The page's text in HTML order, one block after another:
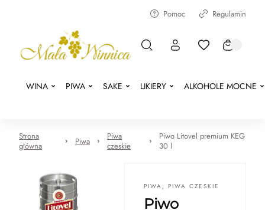
Pomoc Regulamin
WINA PIWA SAKE LIKIERY ALKOHOLE MOCNE
Strona
główna
Piwa
Piwa
czeskie
Piwo Litovel premium KEG
30 l
PIWA , PIWA CZESKIE
Piwo